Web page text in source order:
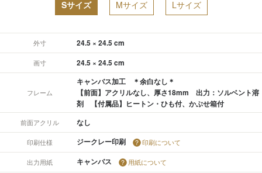
Sサイズ Mサイズ Lサイズ
外寸 24.5 × 24.5 cm
画寸 24.5 × 24.5 cm
フレーム
キャンバス加工 ＊余白なし＊
【前面】アクリルなし、厚さ18mm 出力：ソルベント溶
剤 【付属品】ヒートン・ひも付、かぶせ箱付
前面アクリル なし
印刷仕様 ジークレー印刷 印刷について
出力用紙 キャンバス 用紙について